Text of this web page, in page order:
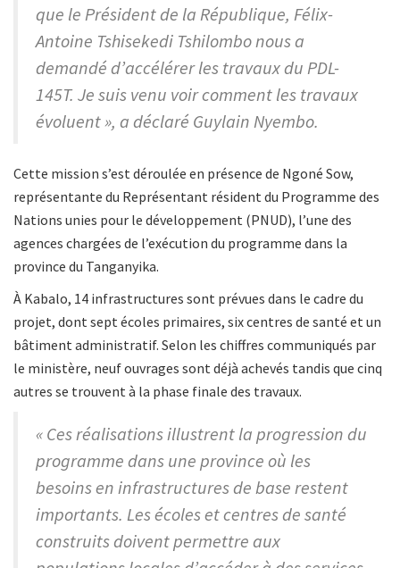
que le Président de la République, Félix-
Antoine Tshisekedi Tshilombo nous a
demandé d’accélérer les travaux du PDL-
145T. Je suis venu voir comment les travaux
évoluent », a déclaré Guylain Nyembo.
Cette mission s’est déroulée en présence de Ngoné Sow,
représentante du Représentant résident du Programme des
Nations unies pour le développement (PNUD), l’une des
agences chargées de l’exécution du programme dans la
province du Tanganyika.
À Kabalo, 14 infrastructures sont prévues dans le cadre du
projet, dont sept écoles primaires, six centres de santé et un
bâtiment administratif. Selon les chiffres communiqués par
le ministère, neuf ouvrages sont déjà achevés tandis que cinq
autres se trouvent à la phase finale des travaux.
« Ces réalisations illustrent la progression du
programme dans une province où les
besoins en infrastructures de base restent
importants. Les écoles et centres de santé
construits doivent permettre aux